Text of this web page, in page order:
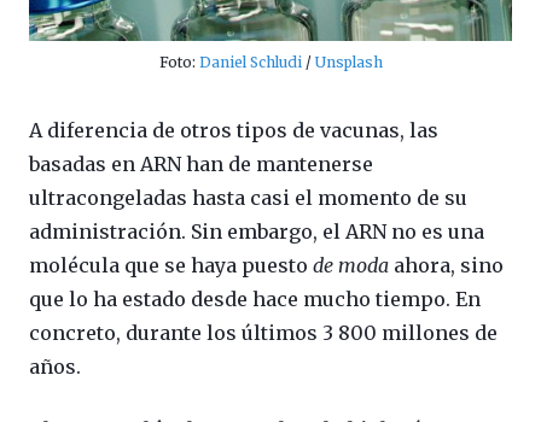
Foto: Daniel Schludi / Unsplash
A diferencia de otros tipos de vacunas, las
basadas en ARN han de mantenerse
ultracongeladas hasta casi el momento de su
administración. Sin embargo, el ARN no es una
molécula que se haya puesto de moda ahora, sino
que lo ha estado desde hace mucho tiempo. En
concreto, durante los últimos 3 800 millones de
años.